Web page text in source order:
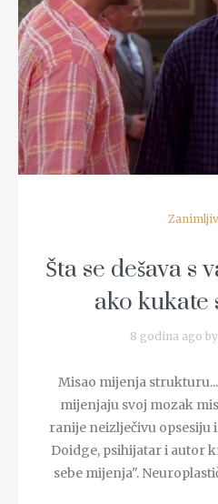
READ
Šta se dešava s
ako kukate
8 godina ago by
Misao mijenja
mijenjaju svoj mozak
ranije neizlječivu opsesiju
Doidge, psihijatar i autor
sebe mijenja".